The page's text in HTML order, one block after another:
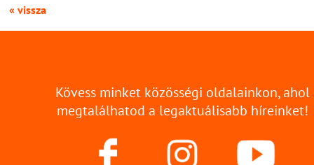
« vissza
Kövess minket közösségi oldalainkon, ahol
megtalálhatod a legaktuálisabb híreinket!